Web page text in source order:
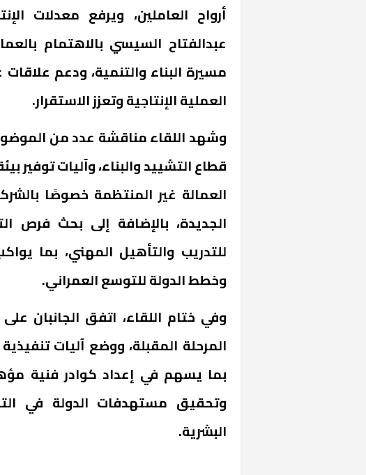
أرواح العاملين، ويرفع معدلات
عبدالفتاح السيسي بالاهتمام
مسيرة البناء والتنمية، ودعم
العملية الإنتاجية وتعزز الاستقرار.
وشهد اللقاء مناقشة عدد من
قطاع التشييد والبناء، وآليات
العمالة غير المنتظمة خصوصًا
الجديدة، بالإضافة إلى بحث فرص
للتدريب والتأهيل المهني، بما
وخطط الدولة للتوسع العمراني.
وفي ختام اللقاء، اتفق الجانبان
المرحلة المقبلة، ووضع آليات
بما يسهم في إعداد كوادر فنية
وتحقيق مستهدفات الدولة في
البشرية.